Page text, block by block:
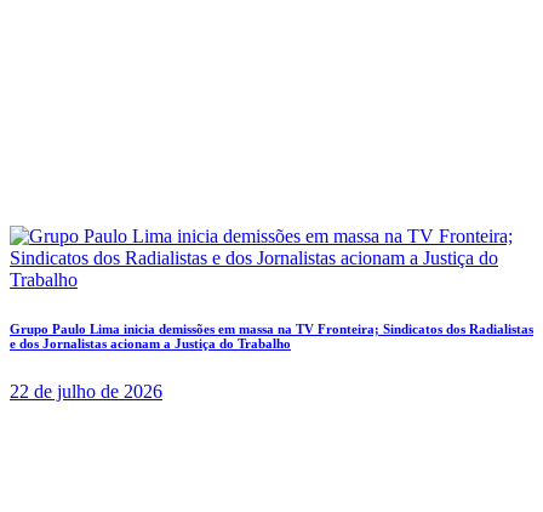
Grupo Paulo Lima inicia demissões em massa na TV Fronteira; Sindicatos dos Radialistas
e dos Jornalistas acionam a Justiça do Trabalho
22 de julho de 2026